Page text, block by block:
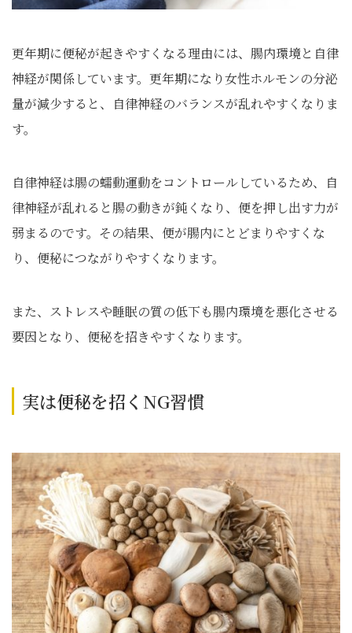
更年期に便秘が起きやすくなる理由には、腸内環境と自律
神経が関係しています。更年期になり女性ホルモンの分泌
量が減少すると、自律神経のバランスが乱れやすくなりま
す。
自律神経は腸の蠕動運動をコントロールしているため、自
律神経が乱れると腸の動きが鈍くなり、便を押し出す力が
弱まるのです。その結果、便が腸内にとどまりやすくな
り、便秘につながりやすくなります。
また、ストレスや睡眠の質の低下も腸内環境を悪化させる
要因となり、便秘を招きやすくなります。
実は便秘を招くNG習慣